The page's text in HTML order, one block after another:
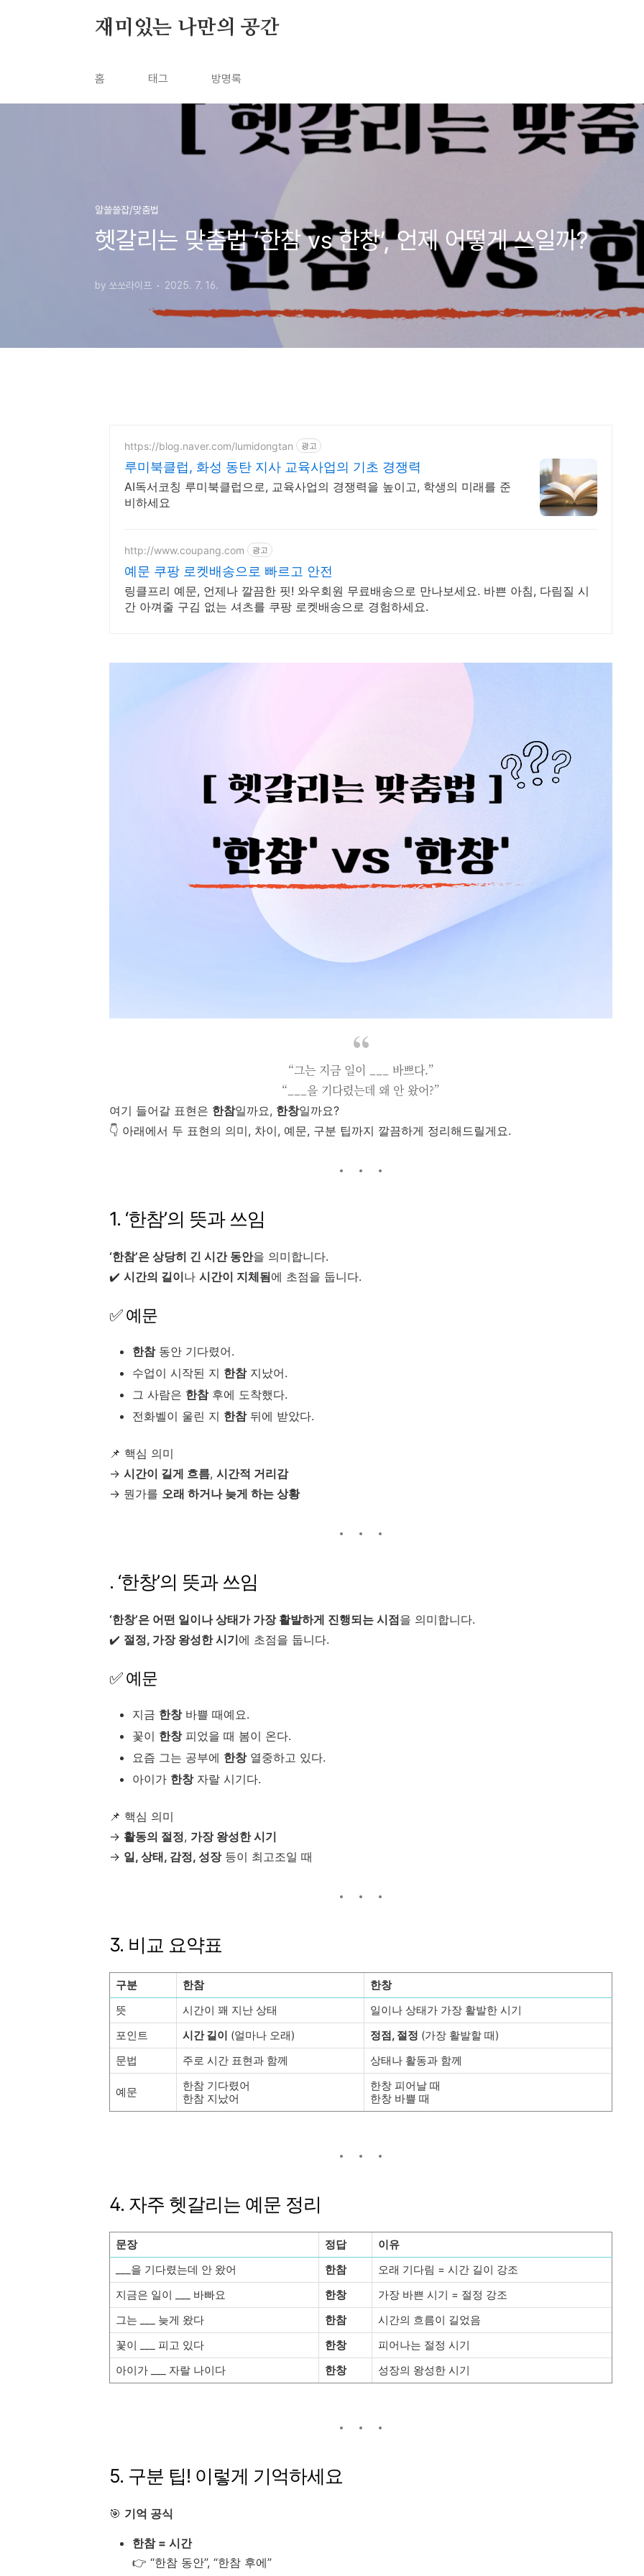
재미있는 나만의 공간
홈 태그 방명록
알쓸쓸잡/맞춤법
헷갈리는 맞춤법 ‘한참 vs 한창’, 언제 어떻게 쓰일까?
by 쏘쏘라이프 2025. 7. 16.
https://blog.naver.com/lumidongtan 광고
루미북클럽, 화성 동탄 지사 교육사업의 기초 경쟁력
AI독서코칭 루미북클럽으로, 교육사업의 경쟁력을 높이고, 학생의 미래를 준
비하세요
http://www.coupang.com 광고
예문 쿠팡 로켓배송으로 빠르고 안전
링클프리 예문, 언제나 깔끔한 핏! 와우회원 무료배송으로 만나보세요. 바쁜 아침, 다림질 시
간 아껴줄 구김 없는 셔츠를 쿠팡 로켓배송으로 경험하세요.
“그는 지금 일이 ___ 바쁘다.”
“___을 기다렸는데 왜 안 왔어?”
여기 들어갈 표현은 한참일까요, 한창일까요?
👇 아래에서 두 표현의 의미, 차이, 예문, 구분 팁까지 깔끔하게 정리해드릴게요.
1. ‘한참’의 뜻과 쓰임
‘한참’은 상당히 긴 시간 동안을 의미합니다.
✔️ 시간의 길이나 시간이 지체됨에 초점을 둡니다.
✅ 예문
한참동안 기다렸어.
수업이 시작된 지 한참지났어.
그 사람은 한참후에 도착했다.
전화벨이 울린 지 한참뒤에 받았다.
📌 핵심 의미
→ 시간이 길게 흐름, 시간적 거리감
→ 뭔가를 오래 하거나 늦게 하는 상황
. ‘한창’의 뜻과 쓰임
‘한창’은 어떤 일이나 상태가 가장 활발하게 진행되는 시점을 의미합니다.
✔️ 절정, 가장 왕성한 시기에 초점을 둡니다.
✅ 예문
지금 한창바쁠 때예요.
꽃이 한창피었을 때 봄이 온다.
요즘 그는 공부에 한창열중하고 있다.
아이가 한창자랄 시기다.
📌 핵심 의미
→ 활동의 절정, 가장 왕성한 시기
→ 일, 상태, 감정, 성장등이 최고조일 때
3. 비교 요약표
구분 한참
한창
뜻
시간이 꽤 지난 상태
일이나 상태가 가장 활발한 시기
포인트
시간 길이 (얼마나 오래) 정점, 절정 (가장 활발할 때)
문법
주로 시간 표현과 함께 상태나 활동과 함께
예문
한참 기다렸어
한참 지났어
한창 피어날 때
한창 바쁠 때
4. 자주 헷갈리는 예문 정리
문장 정답
이유
___을 기다렸는데 안 왔어
한참
오래 기다림 = 시간 길이 강조
지금은 일이 ___ 바빠요
한창
가장 바쁜 시기 = 절정 강조
그는 ___ 늦게 왔다
한참
시간의 흐름이 길었음
꽃이 ___ 피고 있다
한창
피어나는 절정 시기
아이가 ___ 자랄 나이다
한창 성장의 왕성한 시기
5. 구분 팁! 이렇게 기억하세요
🎯 기억 공식
한참 = 시간
👉 “한참 동안”, “한참 후에”